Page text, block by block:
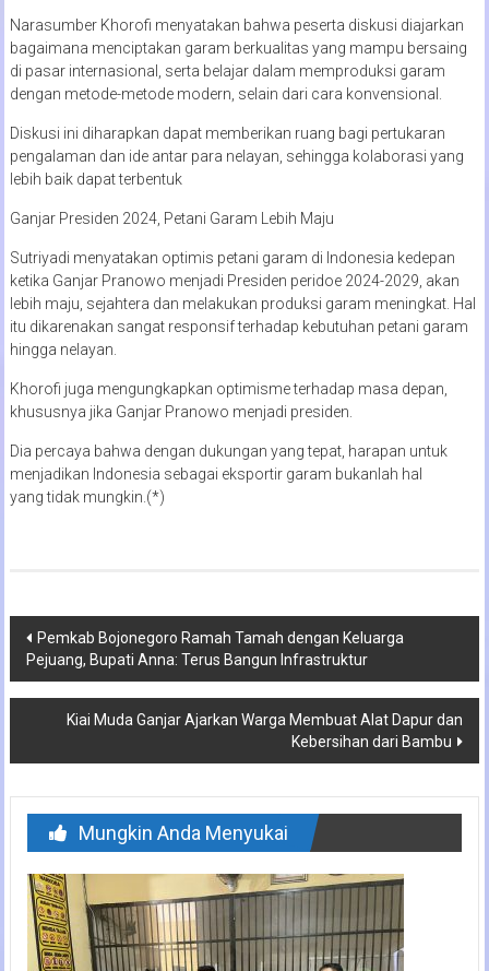
Narasumber Khorofi menyatakan bahwa peserta diskusi diajarkan
bagaimana menciptakan garam berkualitas yang mampu bersaing
di pasar internasional, serta belajar dalam memproduksi garam
dengan metode-metode modern, selain dari cara konvensional.
Diskusi ini diharapkan dapat memberikan ruang bagi pertukaran
pengalaman dan ide antar para nelayan, sehingga kolaborasi yang
lebih baik dapat terbentuk
Ganjar Presiden 2024, Petani Garam Lebih Maju
Sutriyadi menyatakan optimis petani garam di Indonesia kedepan
ketika Ganjar Pranowo menjadi Presiden peridoe 2024-2029, akan
lebih maju, sejahtera dan melakukan produksi garam meningkat. Hal
itu dikarenakan sangat responsif terhadap kebutuhan petani garam
hingga nelayan.
Khorofi juga mengungkapkan optimisme terhadap masa depan,
khususnya jika Ganjar Pranowo menjadi presiden.
Dia percaya bahwa dengan dukungan yang tepat, harapan untuk
menjadikan Indonesia sebagai eksportir garam bukanlah hal
yang tidak mungkin.(*)
Navigasi
pos
Pemkab Bojonegoro Ramah Tamah dengan Keluarga
Pejuang, Bupati Anna: Terus Bangun Infrastruktur
Kiai Muda Ganjar Ajarkan Warga Membuat Alat Dapur dan
Kebersihan dari Bambu
Mungkin Anda Menyukai